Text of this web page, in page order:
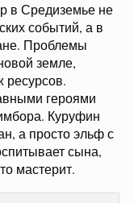
в Средиземье не
событий, а в
Проблемы
земле,
героями
Куруфин
а просто эльф с
сына,
мастерит.